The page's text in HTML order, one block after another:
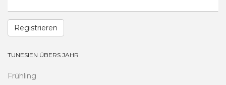
Registrieren
TUNESIEN ÜBERS JAHR
Frühling